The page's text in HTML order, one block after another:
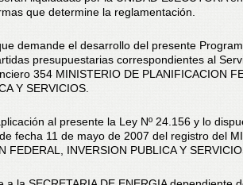
que determine la reglamentación.
demande el desarrollo del presente
presupuestarias correspondientes al
354 MINISTERIO DE PLANIFICACION
Y SERVICIOS.
al presente la Ley Nº 24.156 y lo
fecha 11 de mayo de 2007 del registro del
FEDERAL, INVERSION PUBLICA Y